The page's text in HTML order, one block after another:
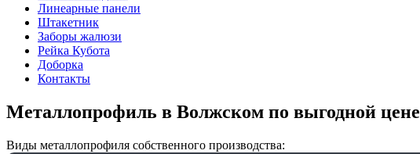
Линеарные панели
Штакетник
Заборы жалюзи
Рейка Кубота
Доборка
Контакты
Металлопрофиль в Волжском по выгодной цене
Виды металлопрофиля собственного производства: